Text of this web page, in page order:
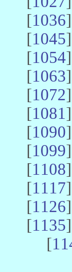
[1036
[1045
[1054
[1063
[1072
[1081
[1090
[1099
[1108
[1117
[1126
[1135
[